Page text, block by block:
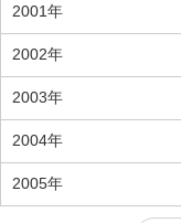
2001年
2002年
2003年
2004年
2005年